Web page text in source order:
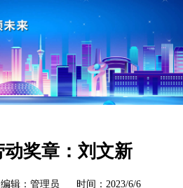
奖章：刘文新
辑：管理员 时间：2023/6/6